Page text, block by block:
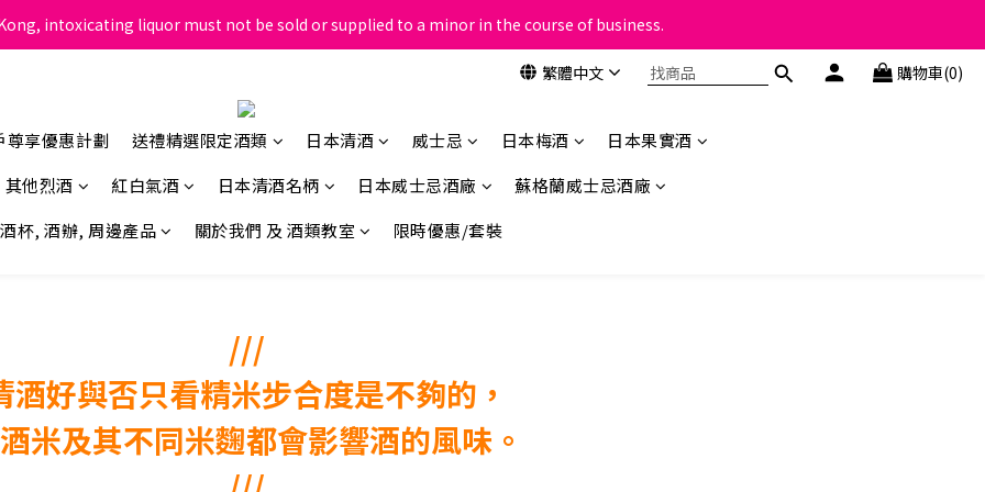
據香港法律，不得在業務過程中，向未成年人售賣或供應令人醺醉的酒類
intoxicating liquor must not be sold or supplied to a minor in the course of business.
繁體中文 購物車(0)
尊享優惠計劃 送禮精選限定酒類 日本清酒 威士忌 日本梅酒
日本果實酒
其他烈酒
紅白氣酒 日本清酒名柄 日本威士忌酒廠
蘇格蘭威士忌酒廠
酒杯, 酒辦, 周邊產品
關於我們 及 酒類教室 限時優惠/套裝
​///
酒好與否只看精米步合度是不夠的，
米及其不同米麴都會影響酒的風味。